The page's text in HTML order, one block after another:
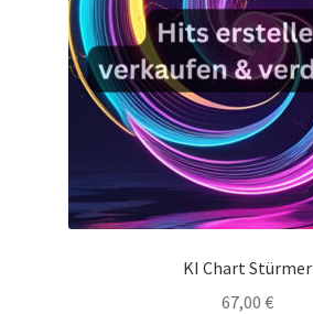
KI Chart Stürmer
67,00 €